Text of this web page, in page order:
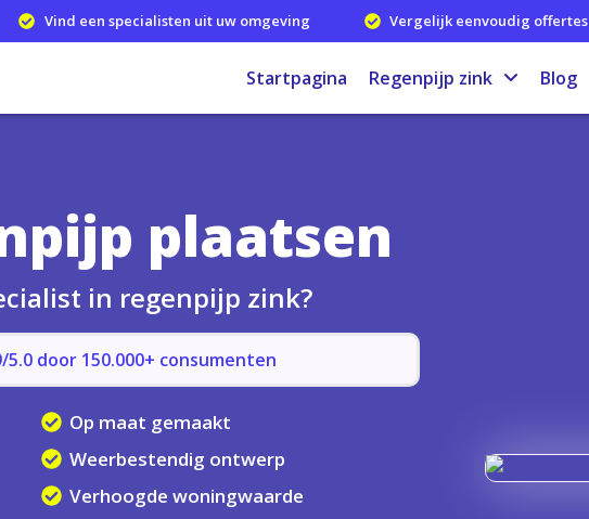
Vind een specialisten uit uw omgeving Vergelijk eenvoudig offertes
Startpagina Regenpijp zink Blog
plaatsen
in regenpijp zink?
door 150.000+ consumenten
Op maat gemaakt
Weerbestendig ontwerp
Verhoogde woningwaarde